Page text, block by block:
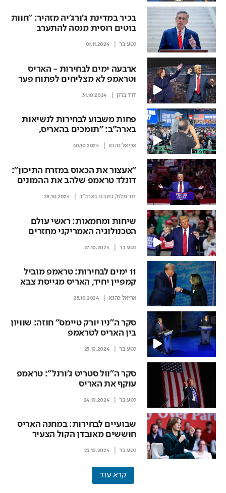
בכיר במדינת ג'ורג'יה מזהיר: "חוות
בוטים רוסית מנסה להתערב
נטע בר 01.11.2024
ארבעה ימים לבחירות - האריס
וטראמפ לא מצליחים לפתוח פער
דוד ברון 31.10.2024
פחות משבוע לבחירות לנשיאות
בארה"ב: "תומכים בהאריס,
אריאל כהנא 30.10.2024
"אעצור את הכאוס במזרח התיכון":
דונלד טראמפ שלהב את ההמונים
דור מלול, כתבנו בארה"ב 28.10.2024
שיחות ומחמאות: ראשי עולם
הטכנולוגיה האמריקני מחזרים
נטע בר 27.10.2024
11 ימים לבחירות: טראמפ מוביל
קמפיין יחיד, האריס מגייסת צבא
אריאל כהנא 25.10.2024
סקר ה"ניו יורק טיימס" חוזה: שוויון
בין האריס לטראמפ
נטע בר 25.10.2024
סקר ה"וול סטריט ג'ורנל": טראמפ
עוקף את האריס
נטע בר 24.10.2024
שבועיים לבחירות: במחנה האריס
חוששים מאובדן הקול הצעיר
נטע בר 23.10.2024
קרא עוד